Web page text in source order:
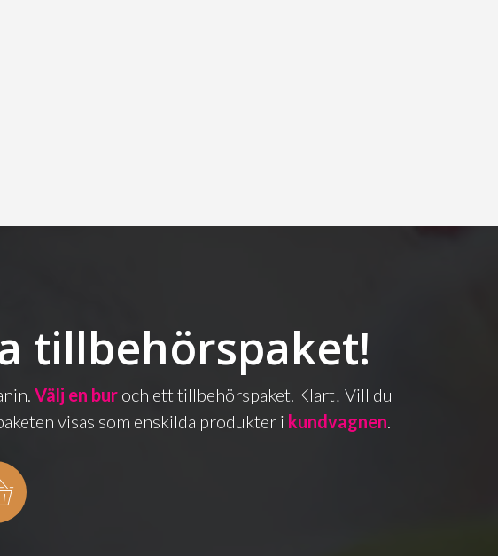
tillbehörspaket!
Välj en bur och ett tillbehörspaket. Klart! Vill du
visas som enskilda produkter i kundvagnen